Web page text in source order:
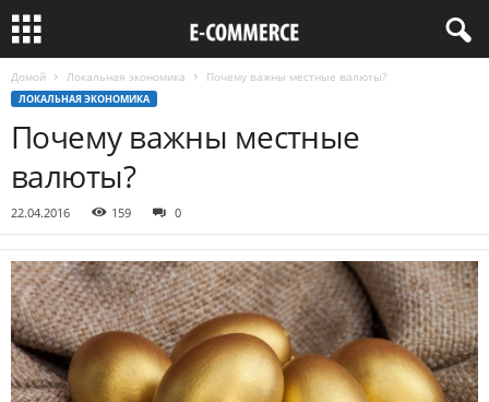
Домой Локальная экономика Почему важны местные валюты?
ЛОКАЛЬНАЯ ЭКОНОМИКА
Почему важны местные
валюты?
22.04.2016 159 0